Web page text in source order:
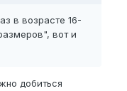
в возрасте 16-
вот и
добиться